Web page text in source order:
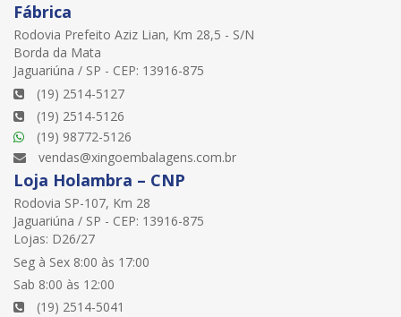
Fábrica
Rodovia Prefeito Aziz Lian, Km 28,5 - S/N
Borda da Mata
Jaguariúna / SP - CEP: 13916-875
(19) 2514-5127
(19) 2514-5126
(19) 98772-5126
vendas@xingoembalagens.com.br
Loja Holambra – CNP
Rodovia SP-107, Km 28
Jaguariúna / SP - CEP: 13916-875
Lojas: D26/27
Seg à Sex 8:00 às 17:00
Sab 8:00 às 12:00
(19) 2514-5041